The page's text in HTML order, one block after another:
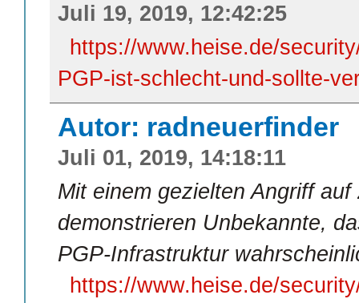
Juli 19, 2019, 12:42:25
https://www.heise.de/
PGP-ist-schlecht-und-sollte-
Autor: radneuerfinder
Juli 01, 2019, 14:18:11
Mit einem gezielten Angriff
demonstrieren Unbekannte,
PGP-Infrastruktur
https://www.heise.de/